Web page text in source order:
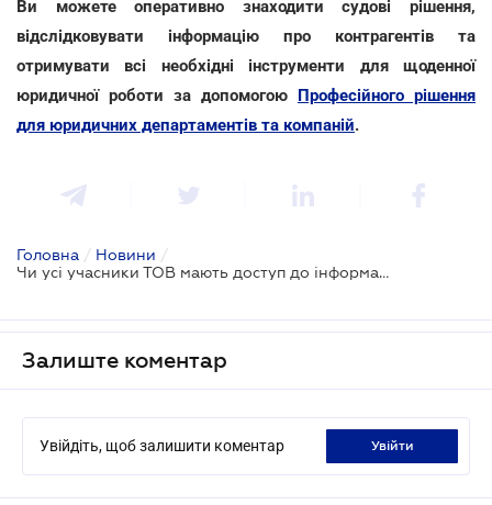
Ви можете оперативно знаходити судові рішення,
відслідковувати інформацію про контрагентів та
отримувати всі необхідні інструменти для щоденної
юридичної роботи за допомогою Професійного рішення
для юридичних департаментів та компаній.
Головна / Новини /
Чи усі учасники ТОВ мають доступ до інформації про діяльність товариства: рішення ВС
Залиште коментар
Увійдіть, щоб залишити коментар увійти